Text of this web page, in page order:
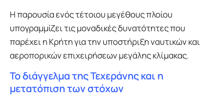
Η παρουσία ενός τέτοιου μεγέθους πλοίου
υπογραμμίζει τις μοναδικές δυνατότητες που
παρέχει η Κρήτη για την υποστήριξη ναυτικών και
αεροπορικών επιχειρήσεων μεγάλης κλίμακας.
Το διάγγελμα της Τεχεράνης και η
μετατόπιση των στόχων